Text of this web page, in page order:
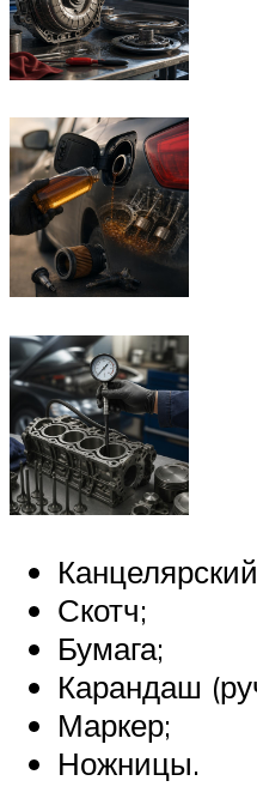
Скотч;
Бумага;
Карандаш
Маркер;
Ножницы.